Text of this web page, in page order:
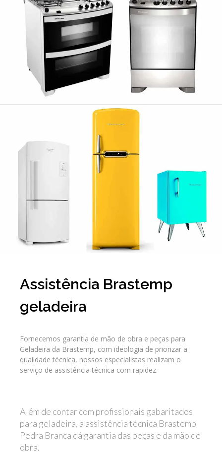
Assistência Brastemp
geladeira
Fornecemos garantia de mão de obra e peças para
Geladeira da Brastemp, com ideologia de priorizar a
qualidade técnica, nossos especialistas realizam o
serviço de assistência técnica com rapidez.
Além de contar com profissionais gabaritados
para geladeira, a assistência técnica Brastemp
Pedra Branca dá garantia das peças e da mão de
obra.